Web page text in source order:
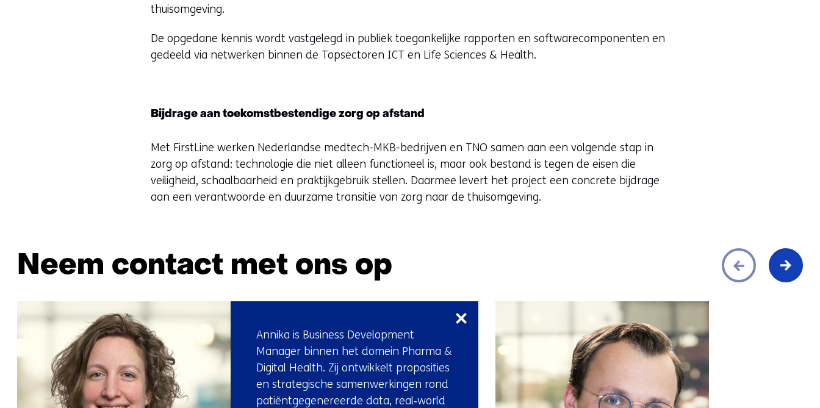
thuisomgeving.
De opgedane kennis wordt vastgelegd in publiek toegankelijke rapporten en softwarecomponenten en
gedeeld via netwerken binnen de Topsectoren ICT en Life Sciences & Health.
Bijdrage aan toekomstbestendige zorg op afstand
Met FirstLine werken Nederlandse medtech-MKB-bedrijven en TNO samen aan een volgende stap in
zorg op afstand: technologie die niet alleen functioneel is, maar ook bestand is tegen de eisen die
veiligheid, schaalbaarheid en praktijkgebruik stellen. Daarmee levert het project een concrete bijdrage
aan een verantwoorde en duurzame transitie van zorg naar de thuisomgeving.
Neem contact met ons op
over
(Neem
contact
met
ons
Annika is Business Development
Manager binnen het domein Pharma &
Digital Health. Zij ontwikkelt proposities
en strategische samenwerkingen rond
patiëntgegenereerde data, real‑world